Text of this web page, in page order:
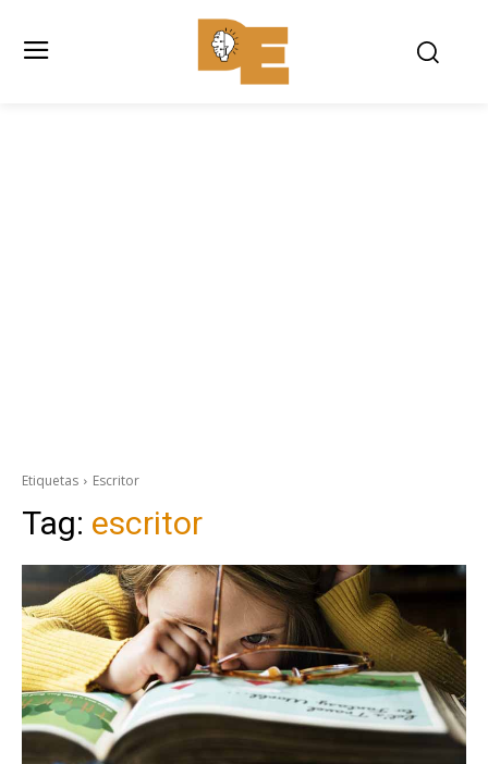
Etiquetas Escritor
Tag: escritor